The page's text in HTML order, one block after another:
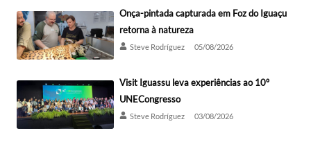
Onça-pintada capturada em Foz do Iguaçu
retorna à natureza
Steve Rodríguez 05/08/2026
Visit Iguassu leva experiências ao 10º
UNECongresso
Steve Rodríguez 03/08/2026